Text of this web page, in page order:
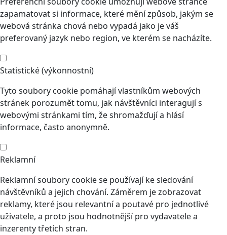
zapamatovat si informace, které mění způsob, jakým se
webová stránka chová nebo vypadá jako je váš
preferovaný jazyk nebo region, ve kterém se nacházíte.
Statistické (výkonnostní)
Tyto soubory cookie pomáhají vlastníkům webových
stránek porozumět tomu, jak návštěvníci interagují s
webovými stránkami tím, že shromažďují a hlásí
informace, často anonymně.
Reklamní
Reklamní soubory cookie se používají ke sledování
návštěvníků a jejich chování. Záměrem je zobrazovat
reklamy, které jsou relevantní a poutavé pro jednotlivé
uživatele, a proto jsou hodnotnější pro vydavatele a
inzerenty třetích stran.